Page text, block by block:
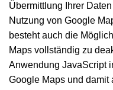
Übermittlung Ihrer
Nutzung von Google
besteht auch die
Maps vollständig zu
Anwendung JavaScript
Google Maps und